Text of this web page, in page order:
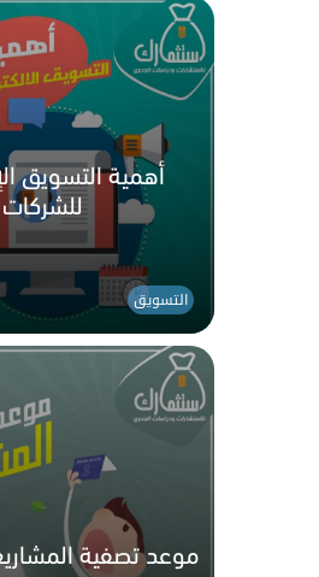
أهمية التسويق
للشركات
التسويق
موعد تصفية